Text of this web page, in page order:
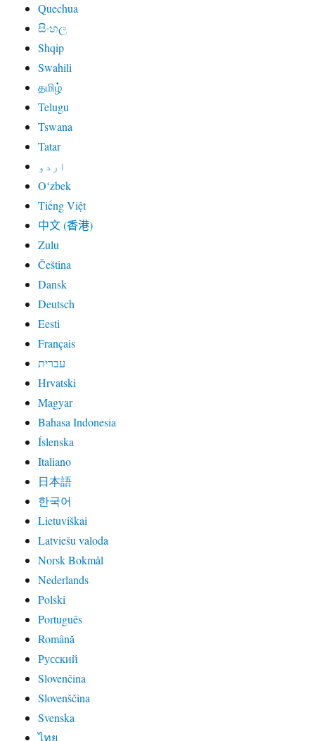
Quechua
සිංහල
Shqip
Swahili
தமிழ்
Telugu
Tswana
Tatar
اردو
Oʻzbek
Tiếng Việt
中文 (香港)
Zulu
Čeština
Dansk
Deutsch
Eesti
Français
עברית
Hrvatski
Magyar
Bahasa Indonesia
Íslenska
Italiano
日本語
한국어
Lietuviškai
Latviešu valoda
Norsk Bokmål
Nederlands
Polski
Português
Română
Русский
Slovenčina
Slovenščina
Svenska
ไทย